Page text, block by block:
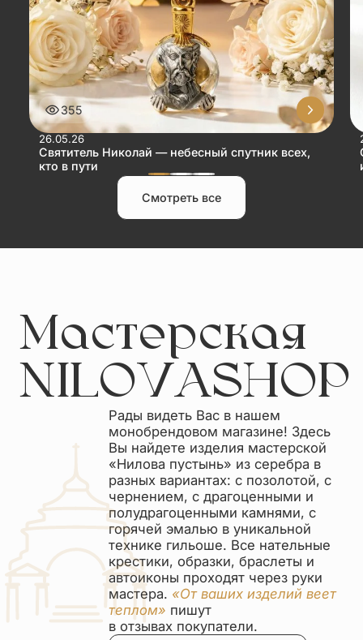
355
26.05.26
Святитель Николай — небесный спутник всех,
кто в пути
Смотреть все
Мастерская
NILOVASHOP
Рады видеть Вас в нашем
монобрендовом магазине! Здесь
Вы найдете изделия мастерской
«Нилова пустынь» из серебра в
разных вариантах: с позолотой, с
чернением, с драгоценными и
полудрагоценными камнями, с
горячей эмалью в уникальной
технике гильоше. Все нательные
крестики, образки, браслеты и
автоиконы проходят через руки
мастера. «От ваших изделий веет
теплом» пишут
в отзывах покупатели.